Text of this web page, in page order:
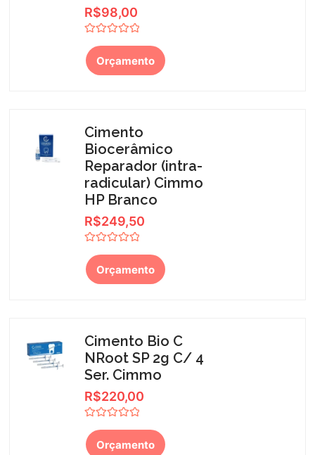
R$98,00
0
de
5
Orçamento
Cimento
Biocerâmico
Reparador (intra-
radicular) Cimmo
HP Branco
R$249,50
0
de
5
Orçamento
Cimento Bio C
NRoot SP 2g C/ 4
Ser. Cimmo
R$220,00
0
de
Orçamento